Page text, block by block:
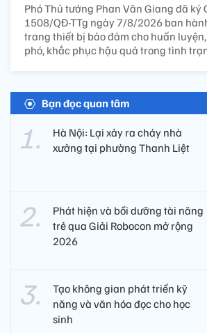
Phó Thủ tướng Phan Văn Giang đã ký
1508/QĐ-TTg ngày 7/8/2026 ban
trang thiết bị bảo đảm cho huấn
phó, khắc phục hậu quả trong tình
Bạn đọc quan tâm
Hà Nội: Lại xảy ra cháy nhà
xưởng tại phường Thanh Liệt
Phát hiện và bồi dưỡng tài năng
trẻ qua Giải Robocon mở rộng
2026
Tạo không gian phát triển kỹ
năng và văn hóa đọc cho học
sinh